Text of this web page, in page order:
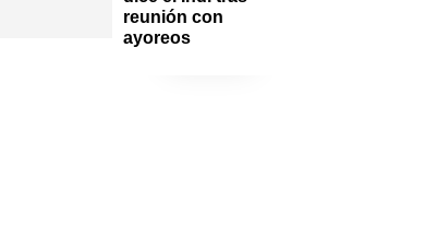
reunión con
ayoreos